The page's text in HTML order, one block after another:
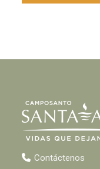
Contáctenos